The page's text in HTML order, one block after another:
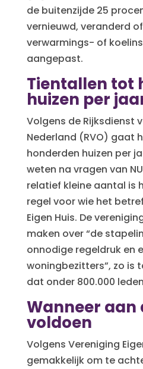
de buitenzijde 25
vernieuwd, veranderd
verwarmings- of
aangepast.
Tientallen tot
huizen per
Volgens de Rijksdienst
Nederland (RVO) gaat
honderden huizen per
weten na vragen van
relatief kleine aantal is
regel voor wie het
Eigen Huis. De
maken over “de
onnodige regeldruk en
woningbezitters”, zo is
dat onder 800.000
Wanneer aan
voldoen
Volgens Vereniging
gemakkelijk om te